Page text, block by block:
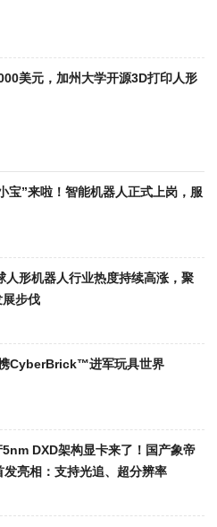
美元，加州大学开源3D打印人形
宝”来啦！智能机器人正式上岗，服
人形机器人行业热度持续高涨，聚
步伐
Cyber​​Brick™进军玩具世界
DXD架构显卡来了！国产象帝
发亮相：支持光追、超分辨率